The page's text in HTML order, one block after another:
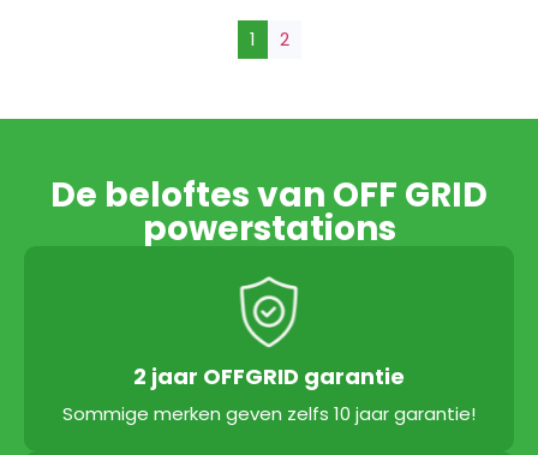
1 2
De beloftes van OFF GRID
powerstations
2 jaar OFFGRID garantie
Sommige merken geven zelfs 10 jaar garantie!